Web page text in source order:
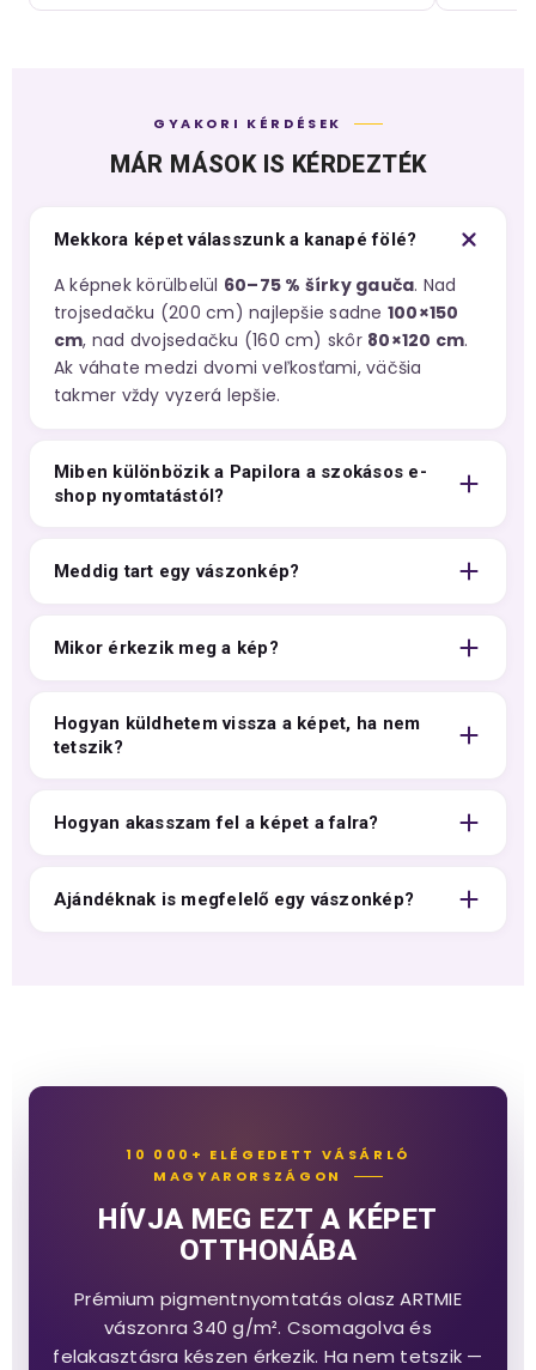
GYAKORI KÉRDÉSEK
MÁR MÁSOK IS KÉRDEZTÉK
Mekkora képet válasszunk a kanapé fölé?
A képnek körülbelül 60–75 % šírky gauča. Nad
trojsedačku (200 cm) najlepšie sadne 100×150
cm, nad dvojsedačku (160 cm) skôr 80×120 cm.
Ak váhate medzi dvomi veľkosťami, väčšia
takmer vždy vyzerá lepšie.
Miben különbözik a Papilora a szokásos e-
shop nyomtatástól?
Meddig tart egy vászonkép?
Mikor érkezik meg a kép?
Hogyan küldhetem vissza a képet, ha nem
tetszik?
Hogyan akasszam fel a képet a falra?
Ajándéknak is megfelelő egy vászonkép?
10 000+ ELÉGEDETT VÁSÁRLÓ
MAGYARORSZÁGON
HÍVJA MEG EZT A KÉPET
OTTHONÁBA
Prémium pigmentnyomtatás olasz ARTMIE
vászonra 340 g/m². Csomagolva és
felakasztásra készen érkezik. Ha nem tetszik —